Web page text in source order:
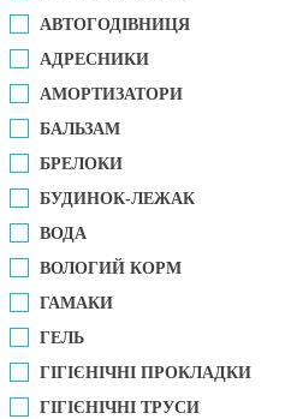
АВТОГОДІВНИЦЯ
АДРЕСНИКИ
АМОРТИЗАТОРИ
БАЛЬЗАМ
БРЕЛОКИ
БУДИНОК-ЛЕЖАК
ВОДА
ВОЛОГИЙ КОРМ
ГАМАКИ
ГЕЛЬ
ГІГІЄНІЧНІ ПРОКЛАДКИ
ГІГІЄНІЧНІ ТРУСИ